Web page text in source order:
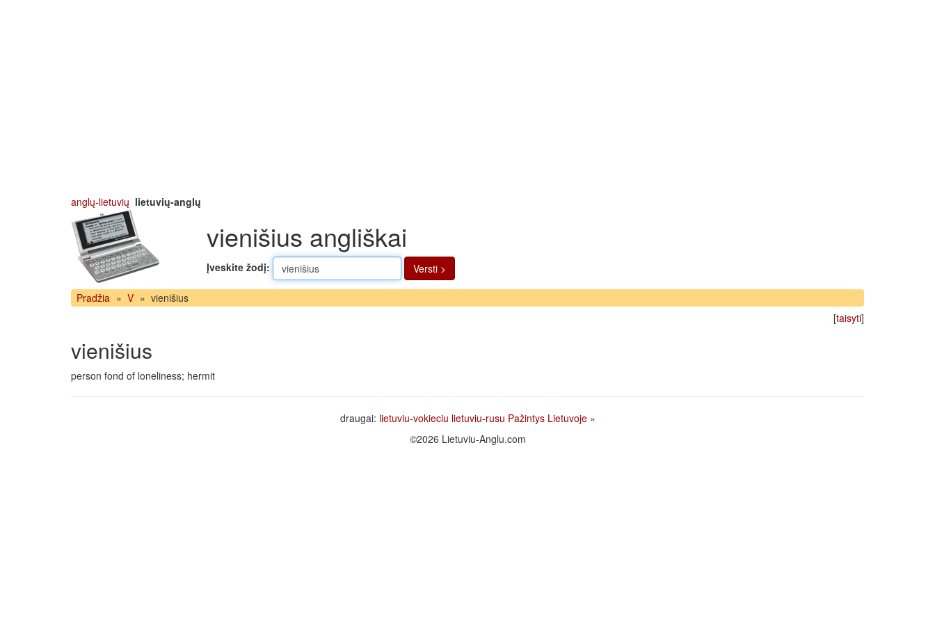
anglų-lietuvių lietuvių-anglų
vienišius angliškai
Įveskite žodį: Versti >
Pradžia » V » vienišius
[taisyti]
vienišius
person fond of loneliness; hermit
draugai: lietuviu-vokieciu lietuviu-rusu Pažintys Lietuvoje »
©2026 Lietuviu-Anglu.com